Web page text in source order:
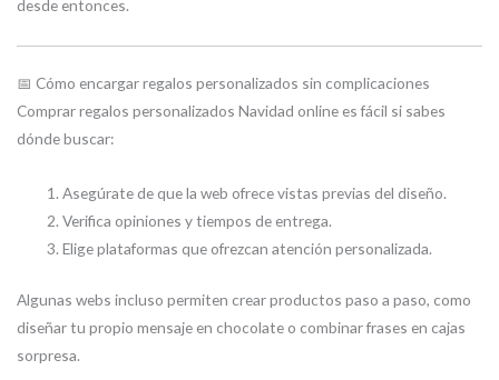
desde entonces.
📅 Cómo encargar regalos personalizados sin complicaciones
Comprar regalos personalizados Navidad online es fácil si sabes
dónde buscar:
Asegúrate de que la web ofrece vistas previas del diseño.
Verifica opiniones y tiempos de entrega.
Elige plataformas que ofrezcan atención personalizada.
Algunas webs incluso permiten crear productos paso a paso, como
diseñar tu propio mensaje en chocolate o combinar frases en cajas
sorpresa.